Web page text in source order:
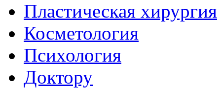
Пластическая хирургия
Косметология
Психология
Доктору